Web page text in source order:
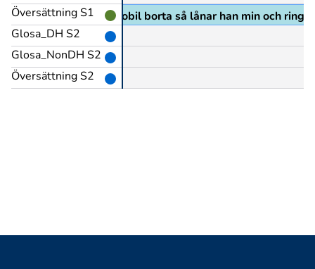
Översättning S1
Glosa_DH S2
Glosa_NonDH S2
Översättning S2
dum han för är hans mobil borta så lånar han min och